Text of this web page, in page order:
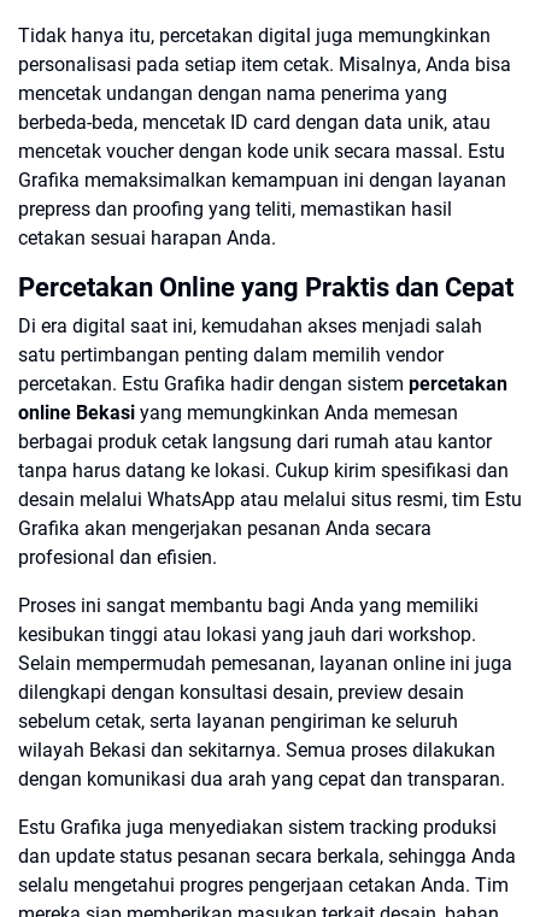
Tidak hanya itu, percetakan digital juga memungkinkan
personalisasi pada setiap item cetak. Misalnya, Anda bisa
mencetak undangan dengan nama penerima yang
berbeda-beda, mencetak ID card dengan data unik, atau
mencetak voucher dengan kode unik secara massal. Estu
Grafika memaksimalkan kemampuan ini dengan layanan
prepress dan proofing yang teliti, memastikan hasil
cetakan sesuai harapan Anda.
Percetakan Online yang Praktis dan Cepat
Di era digital saat ini, kemudahan akses menjadi salah
satu pertimbangan penting dalam memilih vendor
percetakan. Estu Grafika hadir dengan sistem percetakan
online Bekasi yang memungkinkan Anda memesan
berbagai produk cetak langsung dari rumah atau kantor
tanpa harus datang ke lokasi. Cukup kirim spesifikasi dan
desain melalui WhatsApp atau melalui situs resmi, tim Estu
Grafika akan mengerjakan pesanan Anda secara
profesional dan efisien.
Proses ini sangat membantu bagi Anda yang memiliki
kesibukan tinggi atau lokasi yang jauh dari workshop.
Selain mempermudah pemesanan, layanan online ini juga
dilengkapi dengan konsultasi desain, preview desain
sebelum cetak, serta layanan pengiriman ke seluruh
wilayah Bekasi dan sekitarnya. Semua proses dilakukan
dengan komunikasi dua arah yang cepat dan transparan.
Estu Grafika juga menyediakan sistem tracking produksi
dan update status pesanan secara berkala, sehingga Anda
selalu mengetahui progres pengerjaan cetakan Anda. Tim